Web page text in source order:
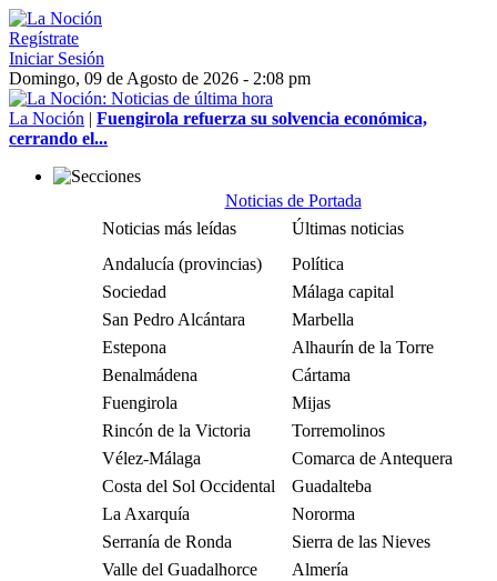
Regístrate
Iniciar Sesión
Domingo, 09 de Agosto de 2026 - 2:08 pm
La Noción | Fuengirola refuerza su solvencia económica,
cerrando el...
Noticias de Portada
Noticias más leídas
Últimas noticias
Andalucía (provincias)
Política
Sociedad
Málaga capital
San Pedro Alcántara
Marbella
Estepona
Alhaurín de la Torre
Benalmádena
Cártama
Fuengirola
Mijas
Rincón de la Victoria
Torremolinos
Vélez-Málaga
Comarca de Antequera
Costa del Sol Occidental
Guadalteba
La Axarquía
Nororma
Serranía de Ronda
Sierra de las Nieves
Valle del Guadalhorce
Almería